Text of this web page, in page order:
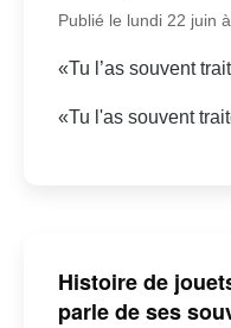
Publié le lundi 22 juin
«Tu l’as souvent
«Tu l'as souvent
Histoire de
parle de ses